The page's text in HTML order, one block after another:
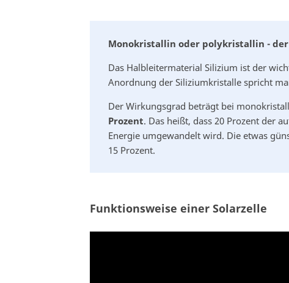
Monokristallin oder polykristallin -
Das Halbleitermaterial Silizium ist der
Anordnung der Siliziumkristalle spricht
Der Wirkungsgrad beträgt bei
Prozent. Das heißt, dass 20 Prozent der
Energie umgewandelt wird. Die etwas
15 Prozent.
Funktionsweise einer Solarzelle